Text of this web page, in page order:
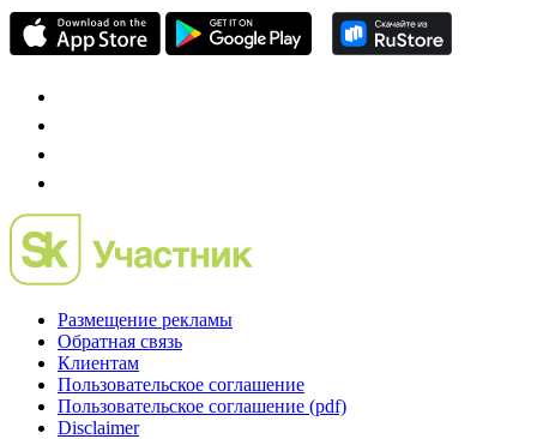
Размещение рекламы
Обратная связь
Клиентам
Пользовательское соглашение
Пользовательское соглашение (pdf)
Disclaimer